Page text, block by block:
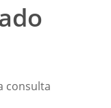
consulta